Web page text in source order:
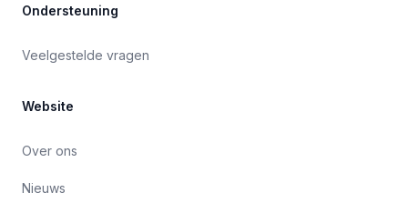
Ondersteuning
Veelgestelde vragen
Website
Over ons
Nieuws